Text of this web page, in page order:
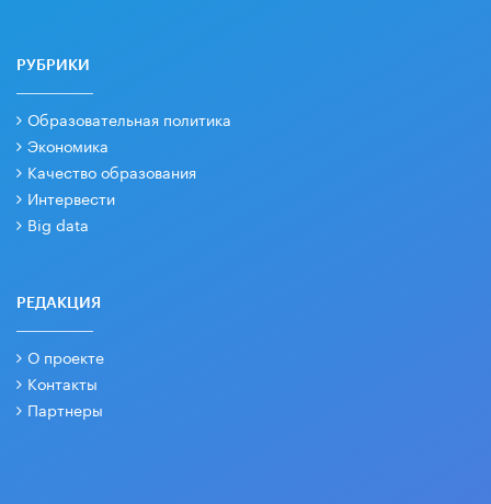
РУБРИКИ
Образовательная политика
Экономика
Качество образования
Интервести
Big data
РЕДАКЦИЯ
О проекте
Контакты
Партнеры